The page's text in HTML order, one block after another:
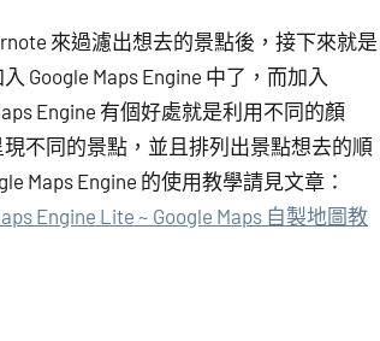
來過濾出想去的景點後，接下來就是
Google Maps Engine 中了，而加入
Engine 有個好處就是利用不同的顏
現不同的景點，並且排列出景點想去的順
Maps Engine 的使用教學請見文章：
Engine Lite ~ Google Maps 自製地圖教